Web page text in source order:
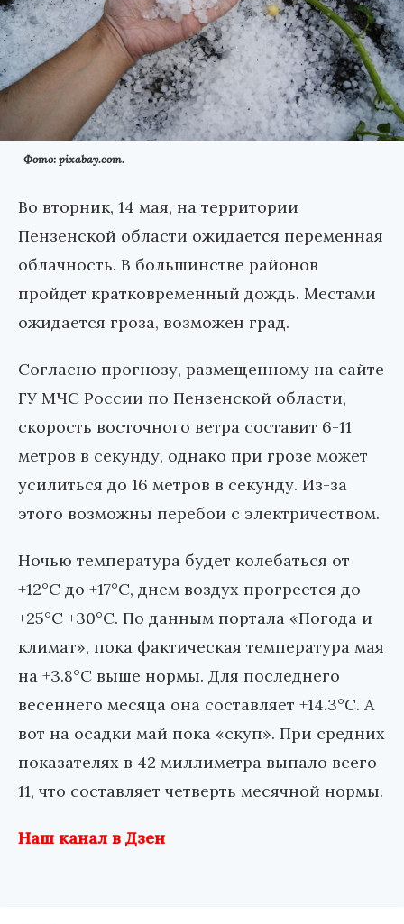
Фото: pixabay.com.
Во вторник, 14 мая, на территории
Пензенской области ожидается переменная
облачность. В большинстве районов
пройдет кратковременный дождь. Местами
ожидается гроза, возможен град.
Согласно прогнозу, размещенному на сайте
ГУ МЧС России по Пензенской области,
скорость восточного ветра составит 6-11
метров в секунду, однако при грозе может
усилиться до 16 метров в секунду. Из-за
этого возможны перебои с электричеством.
Ночью температура будет колебаться от
+12°С до +17°С, днем воздух прогреется до
+25°С +30°С. По данным портала «Погода и
климат», пока фактическая температура мая
на +3.8°С выше нормы. Для последнего
весеннего месяца она составляет +14.3°С. А
вот на осадки май пока «скуп». При средних
показателях в 42 миллиметра выпало всего
11, что составляет четверть месячной нормы.
Наш канал в Дзен